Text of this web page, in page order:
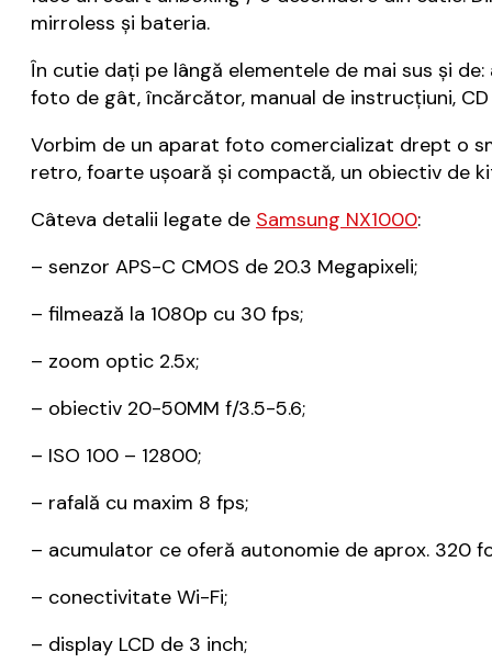
mirroless și bateria.
În cutie dați pe lângă elementele de mai sus și
foto de gât, încărcător, manual de instrucțiuni,
Vorbim de un aparat foto comercializat drept o
retro, foarte ușoară și compactă, un obiectiv de
Câteva detalii legate de Samsung NX1000:
– senzor APS-C CMOS de 20.3 Megapixeli;
– filmează la 1080p cu 30 fps;
– zoom optic 2.5x;
– obiectiv 20-50MM f/3.5-5.6;
– ISO 100 – 12800;
– rafală cu maxim 8 fps;
– acumulator ce oferă autonomie de aprox. 320
– conectivitate Wi-Fi;
– display LCD de 3 inch;